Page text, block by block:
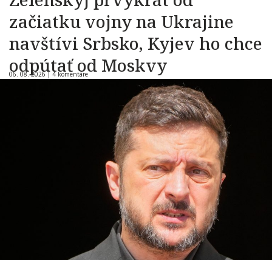
začiatku vojny na Ukrajine
navštívi Srbsko, Kyjev ho chce
odpútať od Moskvy
06. 08. 2026 | 4 komentáre